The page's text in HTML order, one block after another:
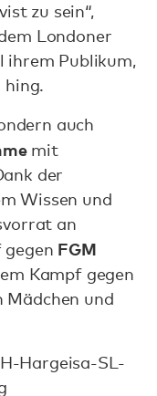
zu sein“,
Londoner
ihrem Publikum,
hing.
auch
mit
der
Wissen und
an
FGM
Kampf gegen
Mädchen und